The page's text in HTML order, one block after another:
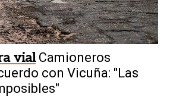
vial Camioneros
con Vicuña: "Las